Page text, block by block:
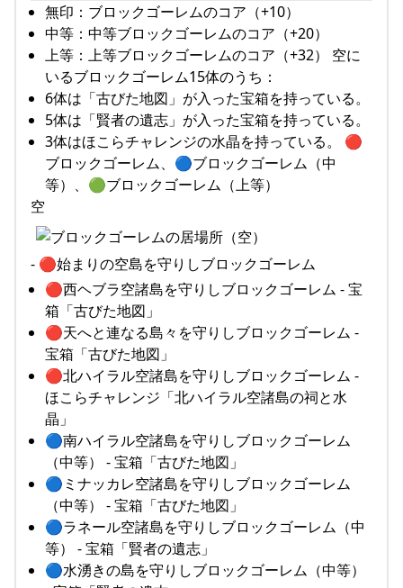
無印：ブロックゴーレムのコア（+10）
中等：中等ブロックゴーレムのコア（+20）
上等：上等ブロックゴーレムのコア（+32） 空に
いるブロックゴーレム15体のうち：
6体は「古びた地図」が入った宝箱を持っている。
5体は「賢者の遺志」が入った宝箱を持っている。
3体はほこらチャレンジの水晶を持っている。 🔴
ブロックゴーレム、🔵ブロックゴーレム（中
等）、🟢ブロックゴーレム（上等）
空
- 🔴始まりの空島を守りしブロックゴーレム
🔴西ヘブラ空諸島を守りしブロックゴーレム - 宝
箱「古びた地図」
🔴天へと連なる島々を守りしブロックゴーレム -
宝箱「古びた地図」
🔴北ハイラル空諸島を守りしブロックゴーレム -
ほこらチャレンジ「北ハイラル空諸島の祠と水
晶」
🔵南ハイラル空諸島を守りしブロックゴーレム
（中等） - 宝箱「古びた地図」
🔵ミナッカレ空諸島を守りしブロックゴーレム
（中等） - 宝箱「古びた地図」
🔵ラネール空諸島を守りしブロックゴーレム（中
等） - 宝箱「賢者の遺志」
🔵水湧きの島を守りしブロックゴーレム（中等）